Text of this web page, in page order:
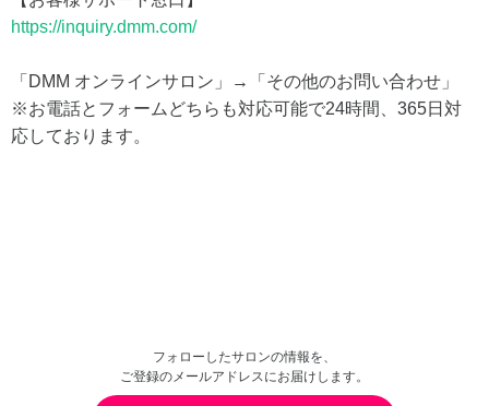
https://inquiry.dmm.com/
「DMM オンラインサロン」→「その他のお問い合わせ」
※お電話とフォームどちらも対応可能で24時間、365日対
応しております。
フォローしたサロンの情報を、
ご登録のメールアドレスにお届けします。